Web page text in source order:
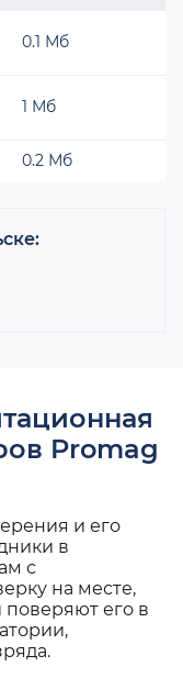
0.1 Мб
1 Мб
0.2 Мб
Promag
и его
в
с
на месте,
его в